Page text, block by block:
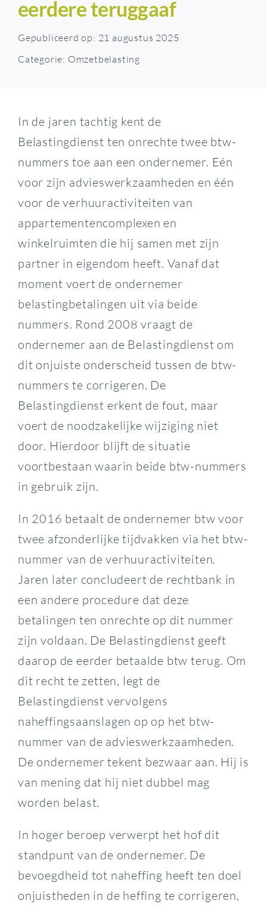
eerdere teruggaaf
Gepubliceerd op: 21 augustus 2025
Categorie: Omzetbelasting
In de jaren tachtig kent de
Belastingdienst ten onrechte twee btw-
nummers toe aan een ondernemer. Eén
voor zijn advieswerkzaamheden en één
voor de verhuuractiviteiten van
appartementencomplexen en
winkelruimten die hij samen met zijn
partner in eigendom heeft. Vanaf dat
moment voert de ondernemer
belastingbetalingen uit via beide
nummers. Rond 2008 vraagt de
ondernemer aan de Belastingdienst om
dit onjuiste onderscheid tussen de btw-
nummers te corrigeren. De
Belastingdienst erkent de fout, maar
voert de noodzakelijke wijziging niet
door. Hierdoor blijft de situatie
voortbestaan waarin beide btw-nummers
in gebruik zijn.
In 2016 betaalt de ondernemer btw voor
twee afzonderlijke tijdvakken via het btw-
nummer van de verhuuractiviteiten.
Jaren later concludeert de rechtbank in
een andere procedure dat deze
betalingen ten onrechte op dit nummer
zijn voldaan. De Belastingdienst geeft
daarop de eerder betaalde btw terug. Om
dit recht te zetten, legt de
Belastingdienst vervolgens
naheffingsaanslagen op op het btw-
nummer van de advieswerkzaamheden.
De ondernemer tekent bezwaar aan. Hij is
van mening dat hij niet dubbel mag
worden belast.
In hoger beroep verwerpt het hof dit
standpunt van de ondernemer. De
bevoegdheid tot naheffing heeft ten doel
onjuistheden in de heffing te corrigeren,